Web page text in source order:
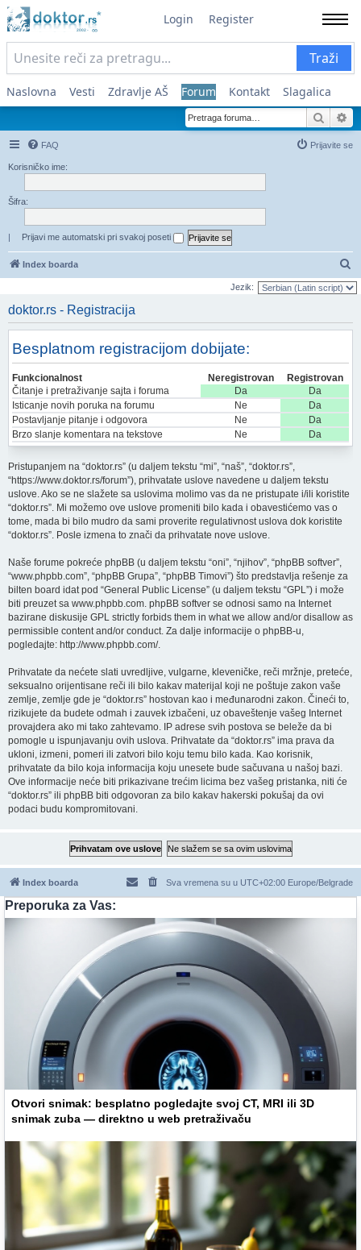
Login Register
Traži
Naslovna Vesti Zdravlje AŠ Forum Kontakt Slagalica
FAQ Prijavite se
Korisničko ime:
Šifra:
| Prijavi me automatski pri svakoj poseti
Index boarda
Jezik:
doktor.rs - Registracija
Besplatnom registracijom dobijate:
Funkcionalnost Neregistrovan
Registrovan
Čitanje i pretraživanje sajta i foruma
Da
Da
Isticanje novih poruka na forumu
Ne
Da
Postavljanje pitanje i odgovora
Ne
Da
Brzo slanje komentara na tekstove
Ne Da
Pristupanjem na “doktor.rs” (u daljem tekstu “mi”, “naš”, “doktor.rs”,
“https://www.doktor.rs/forum”), prihvatate uslove navedene u daljem tekstu
uslove. Ako se ne slažete sa uslovima molimo vas da ne pristupate i/ili koristite
“doktor.rs”. Mi možemo ove uslove promeniti bilo kada i obavestićemo vas o
tome, mada bi bilo mudro da sami proverite regulativnost uslova dok koristite
“doktor.rs”. Posle izmena to znači da prihvatate nove uslove.
Naše forume pokreće phpBB (u daljem tekstu “oni”, “njihov”, “phpBB softver”,
“www.phpbb.com”, “phpBB Grupa”, “phpBB Timovi”) što predstavlja rešenje za
bilten board idat pod “General Public License” (u daljem tekstu “GPL”) i može
biti preuzet sa www.phpbb.com . phpBB softver se odnosi samo na Internet
bazirane diskusije GPL strictly forbids them in what we allow and/or disallow as
permissible content and/or conduct. Za dalje informacije o phpBB-u,
pogledajte: http://www.phpbb.com/.
Prihvatate da nećete slati uvredljive, vulgarne, kleveničke, reči mržnje, preteće,
seksualno orijentisane reči ili bilo kakav materijal koji ne poštuje zakon vaše
zemlje, zemlje gde je “doktor.rs” hostovan kao i međunarodni zakon. Čineći to,
rizikujete da budete odmah i zauvek izbačeni, uz obaveštenje vašeg Internet
provajdera ako mi tako zahtevamo. IP adrese svih postova se beleže da bi
pomogle u ispunjavanju ovih uslova. Prihvatate da “doktor.rs” ima prava da
ukloni, izmeni, pomeri ili zatvori bilo koju temu bilo kada. Kao korisnik,
prihvatate da bilo koja informacija koju unesete bude sačuvana u našoj bazi.
Ove informacije neće biti prikazivane trećim licima bez vašeg pristanka, niti će
“doktor.rs” ili phpBB biti odgovoran za bilo kakav hakerski pokušaj da ovi
podaci budu kompromitovani.
Index boarda Sva vremena su u UTC+02:00 Europe/Belgrade
Preporuka za Vas:
Otvori snimak: besplatno pogledajte svoj CT, MRI ili 3D
snimak zuba — direktno u web pretraživaču